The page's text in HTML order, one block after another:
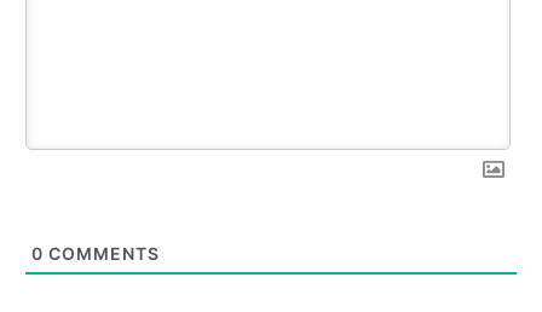
0 COMMENTS